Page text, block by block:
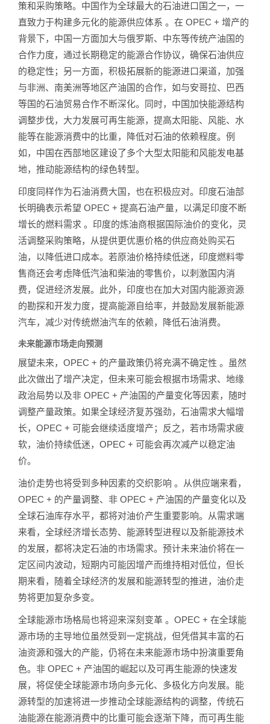
策和采购策略。中国作为全球最大的石油进口国之一，一
直致力于构建多元化的能源供应体系 。在 OPEC + 增产的
背景下，中国一方面加大与俄罗斯、中东等传统产油国的
合作力度，通过长期稳定的能源合作协议，确保石油供应
的稳定性；另一方面，积极拓展新的能源进口渠道，加强
与非洲、南美洲等地区产油国的合作，如与安哥拉、巴西
等国的石油贸易合作不断深化。同时，中国加快能源结构
调整步伐，大力发展可再生能源，提高太阳能、风能、水
能等在能源消费中的比重，降低对石油的依赖程度。例
如，中国在西部地区建设了多个大型太阳能和风能发电基
地，推动能源结构的绿色转型。
印度同样作为石油消费大国，也在积极应对。印度石油部
长明确表示希望 OPEC + 提高石油产量，以满足印度不断
增长的燃料需求 。印度的炼油商根据国际油价的变化，灵
活调整采购策略，从提供更优惠价格的供应商处购买石
油，以降低进口成本。若原油价格持续低迷，印度燃料零
售商还会考虑降低汽油和柴油的零售价，以刺激国内消
费，促进经济发展。此外，印度也在加大对国内能源资源
的勘探和开发力度，提高能源自给率，并鼓励发展新能源
汽车，减少对传统燃油汽车的依赖，降低石油消费。
未来能源市场走向预测
展望未来，OPEC + 的产量政策仍将充满不确定性 。虽然
此次做出了增产决定，但未来可能会根据市场需求、地缘
政治局势以及非 OPEC + 产油国的产量变化等因素，随时
调整产量政策。如果全球经济复苏强劲，石油需求大幅增
长，OPEC + 可能会继续适度增产；反之，若市场需求疲
软，油价持续低迷，OPEC + 可能会再次减产以稳定油
价。
油价走势也将受到多种因素的交织影响 。从供应端来看，
OPEC + 的产量调整、非 OPEC + 产油国的产量变化以及
全球石油库存水平，都将对油价产生重要影响。从需求端
来看，全球经济增长态势、能源转型进程以及新能源技术
的发展，都将决定石油的市场需求。预计未来油价将在一
定区间内波动，短期内可能因增产而维持相对低位，但长
期来看，随着全球经济的发展和能源转型的推进，油价走
势将更加复杂多变。
全球能源市场格局也将迎来深刻变革 。OPEC + 在全球能
源市场的主导地位虽然受到一定挑战，但凭借其丰富的石
油资源和强大的产能，仍将在未来能源市场中扮演重要角
色。非 OPEC + 产油国的崛起以及可再生能源的快速发
展，将促使全球能源市场向多元化、多极化方向发展。能
源转型的加速将进一步推动全球能源结构的调整，传统石
油能源在能源消费中的比重可能会逐渐下降，而可再生能